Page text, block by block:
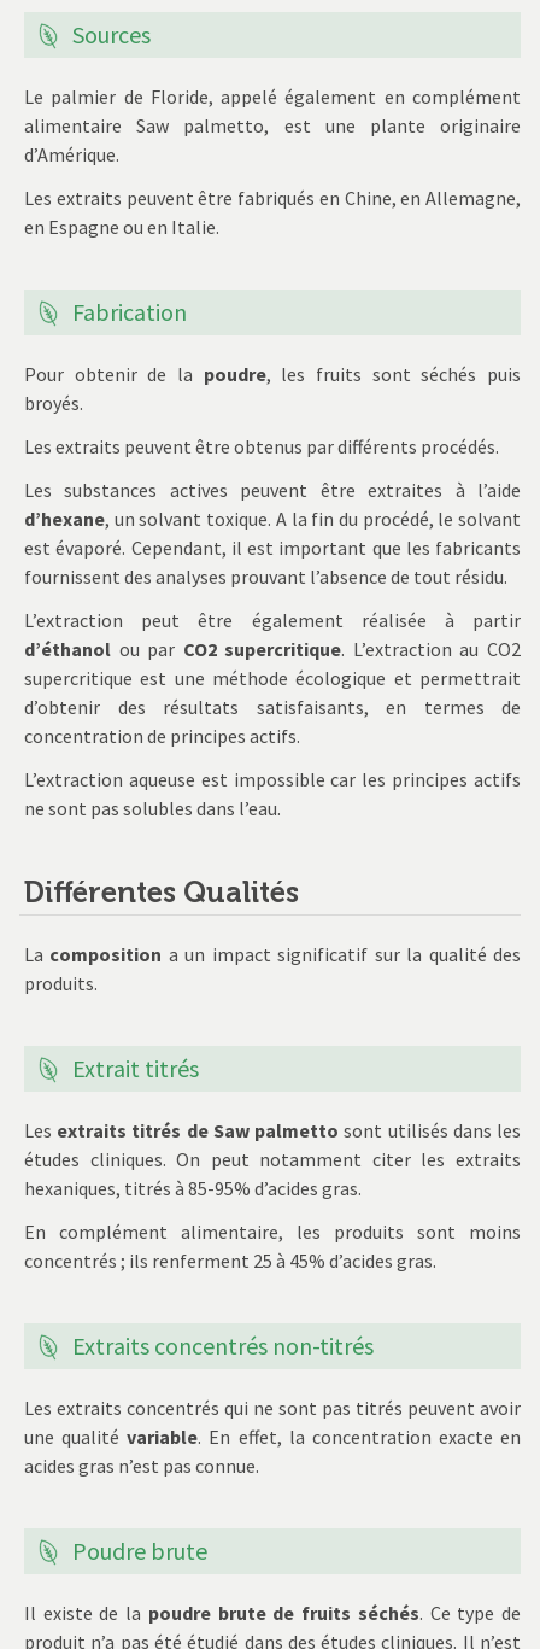
Sources
Le palmier de Floride, appelé également en complément
alimentaire Saw palmetto, est une plante originaire
d’Amérique.
Les extraits peuvent être fabriqués en Chine, en Allemagne,
en Espagne ou en Italie.
Fabrication
Pour obtenir de la poudre, les fruits sont séchés puis
broyés.
Les extraits peuvent être obtenus par différents procédés.
Les substances actives peuvent être extraites à l’aide
d’hexane, un solvant toxique. A la fin du procédé, le solvant
est évaporé. Cependant, il est important que les fabricants
fournissent des analyses prouvant l’absence de tout résidu.
L’extraction peut être également réalisée à partir
d’éthanol ou par CO2 supercritique. L’extraction au CO2
supercritique est une méthode écologique et permettrait
d’obtenir des résultats satisfaisants, en termes de
concentration de principes actifs.
L’extraction aqueuse est impossible car les principes actifs
ne sont pas solubles dans l’eau.
Différentes Qualités
La composition a un impact significatif sur la qualité des
produits.
Extrait titrés
Les extraits titrés de Saw palmetto sont utilisés dans les
études cliniques. On peut notamment citer les extraits
hexaniques, titrés à 85-95% d’acides gras.
En complément alimentaire, les produits sont moins
concentrés ; ils renferment 25 à 45% d’acides gras.
Extraits concentrés non-titrés
Les extraits concentrés qui ne sont pas titrés peuvent avoir
une qualitévariable. En effet, la concentration exacte en
acides gras n’est pas connue.
Poudre brute
Il existe de la poudre brute de fruits séchés. Ce type de
produit n’a pas été étudié dans des études cliniques. Il n’est